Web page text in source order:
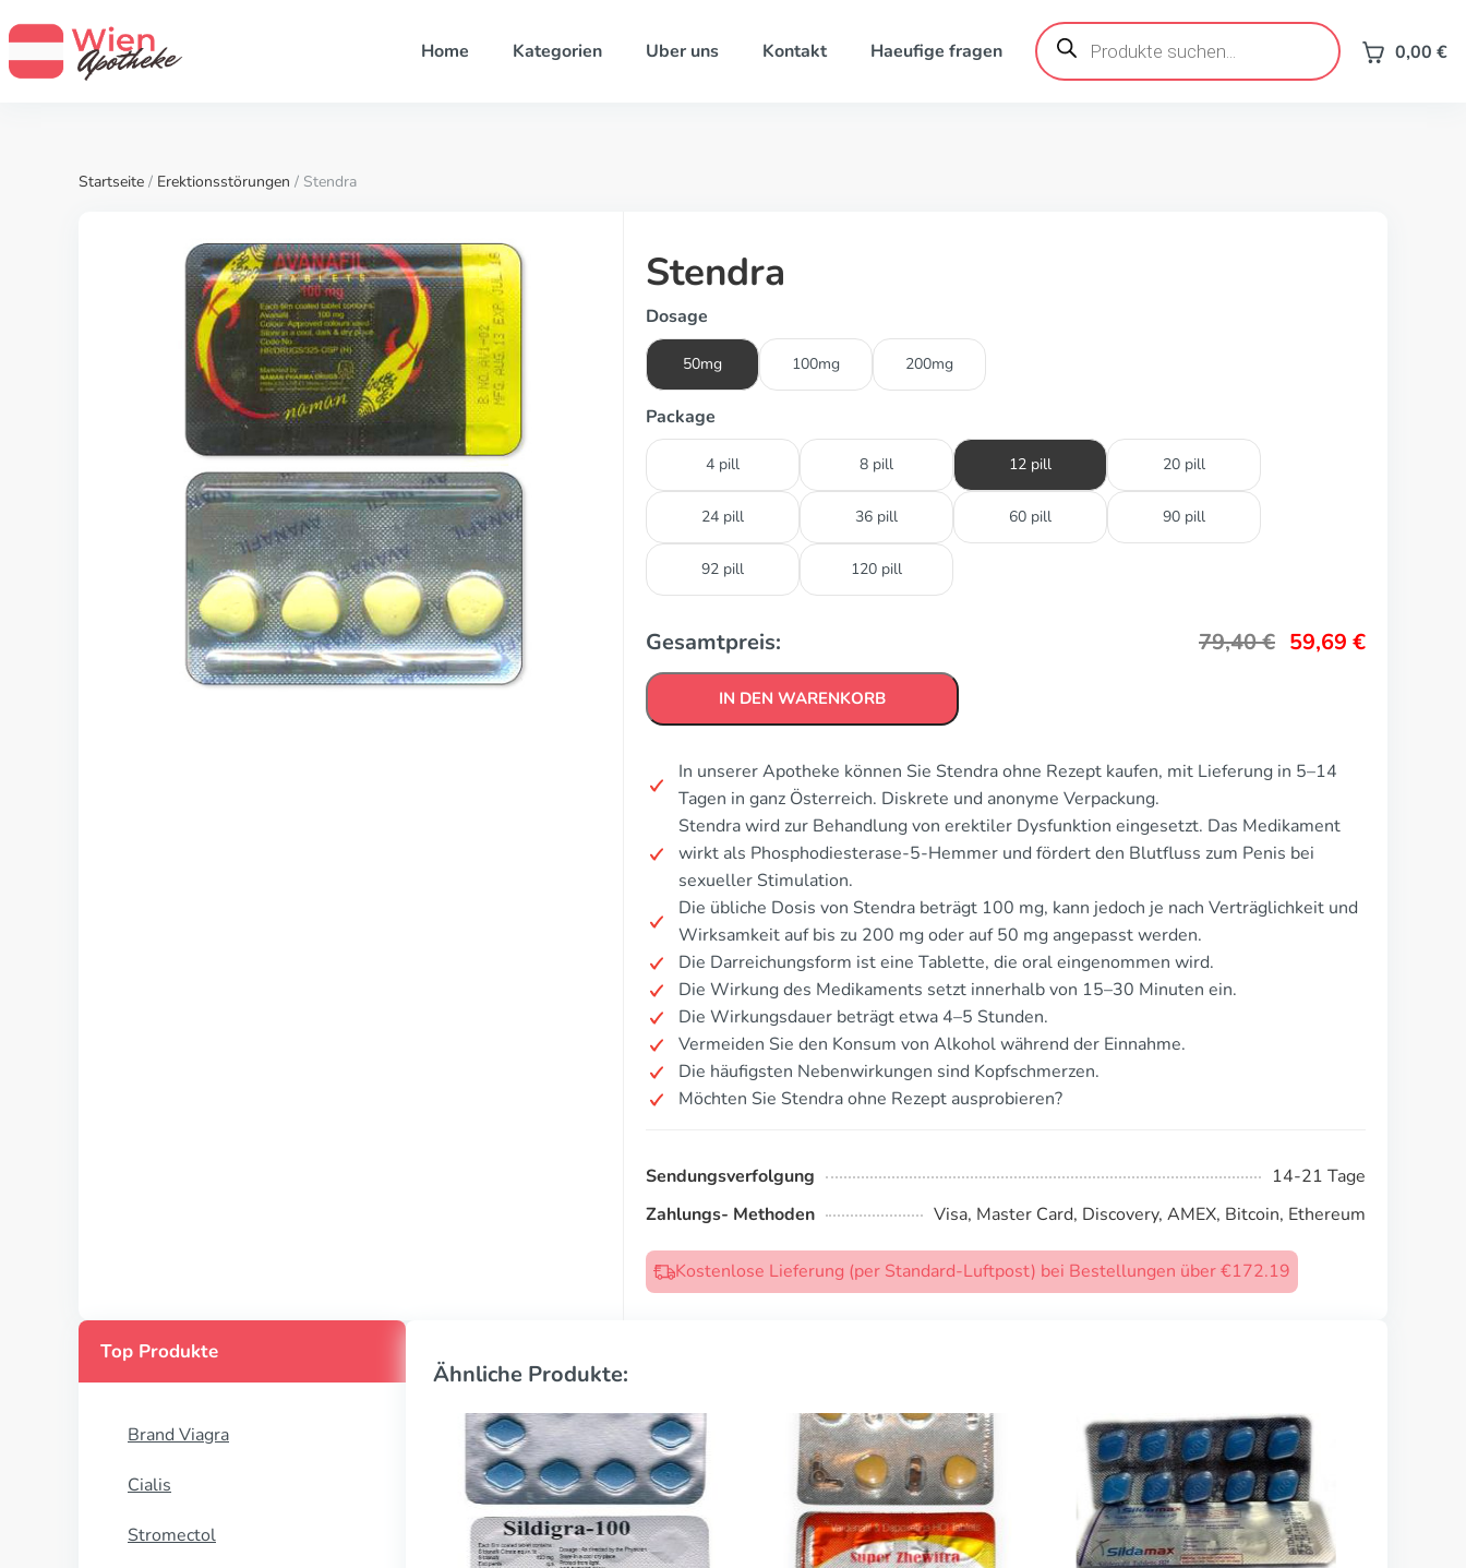
Home Kategorien Uber uns Kontakt Haeufige fragen
Products
search 0,00 €
Startseite / Erektionsstörungen / Stendra
Stendra
Dosage
50mg 100mg 200mg
Package
4 pill 8 pill 12 pill 20 pill
24 pill 36 pill 60 pill 90 pill
92 pill 120 pill
Gesamtpreis: 79,40€ 59,69 €
IN DEN WARENKORB
In unserer Apotheke können Sie Stendra ohne Rezept kaufen, mit Lieferung in 5–14
Tagen in ganz Österreich. Diskrete und anonyme Verpackung.
Stendra wird zur Behandlung von erektiler Dysfunktion eingesetzt. Das Medikament
wirkt als Phosphodiesterase-5-Hemmer und fördert den Blutfluss zum Penis bei
sexueller Stimulation.
Die übliche Dosis von Stendra beträgt 100 mg, kann jedoch je nach Verträglichkeit und
Wirksamkeit auf bis zu 200 mg oder auf 50 mg angepasst werden.
Die Darreichungsform ist eine Tablette, die oral eingenommen wird.
Die Wirkung des Medikaments setzt innerhalb von 15–30 Minuten ein.
Die Wirkungsdauer beträgt etwa 4–5 Stunden.
Vermeiden Sie den Konsum von Alkohol während der Einnahme.
Die häufigsten Nebenwirkungen sind Kopfschmerzen.
Möchten Sie Stendra ohne Rezept ausprobieren?
Sendungsverfolgung
14-21 Tage
Zahlungs- Methoden
Visa, Master Card, Discovery, AMEX, Bitcoin, Ethereum
Kostenlose Lieferung (per Standard-Luftpost) bei Bestellungen über €172.19
Top Produkte
Brand Viagra
Cialis
Stromectol
Ähnliche Produkte: